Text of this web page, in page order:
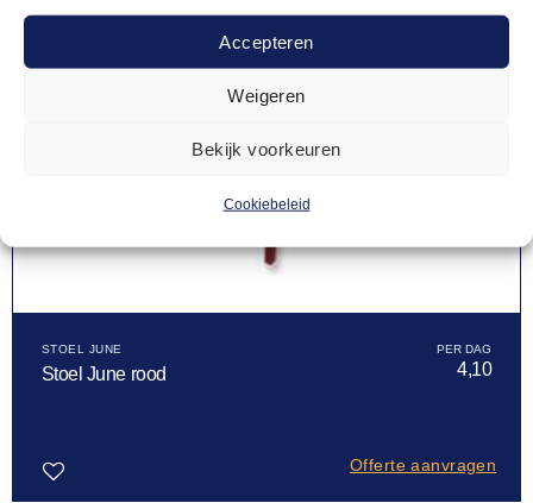
Accepteren
Weigeren
Bekijk voorkeuren
Cookiebeleid
STOEL JUNE
Stoel June rood 4,10
Offerte aanvragen